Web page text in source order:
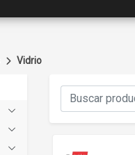
Vidrio